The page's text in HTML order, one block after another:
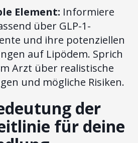
Element: Informiere
über GLP-1-
und ihre potenziellen
auf Lipödem. Sprich
Arzt über realistische
und mögliche Risiken.
der
für deine